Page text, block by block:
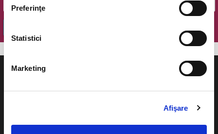
Preferinţe
Statistici
Marketing
Afişare